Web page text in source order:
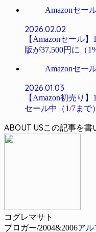
Amazonセー
2026.02.02
【Amazonセール
版が37,500円に（
Amazonセー
2026.01.03
【Amazon初売り
セール中（1/7まで）
ABOUT US
コグレマサト
ブロガー/2004&2006アル